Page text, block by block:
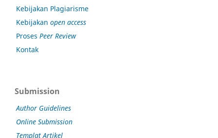
Kebijakan Plagiarisme
Kebijakan open access
Proses Peer Review
Kontak
Submission
Author Guidelines
Online Submission
Templat Artikel